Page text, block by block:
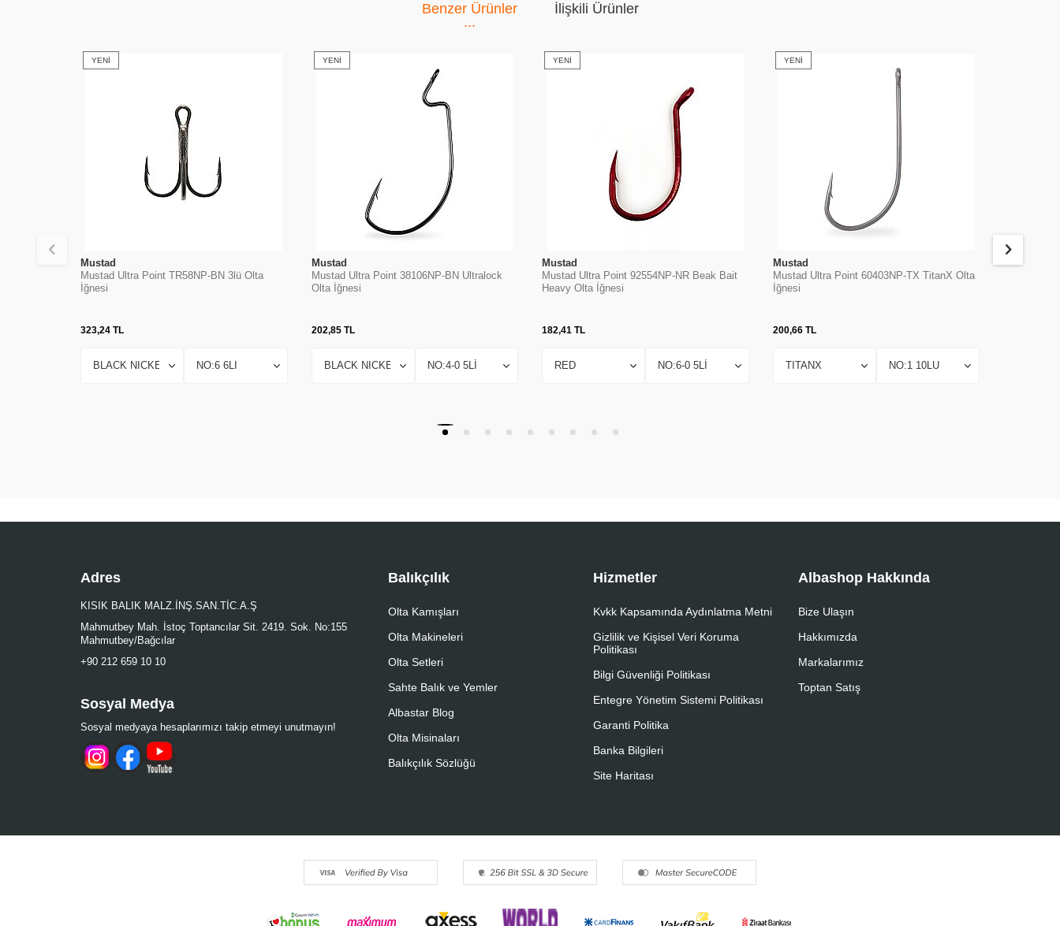
Benzer Ürünler İlişkili Ürünler
YENI
Mustad
Mustad Ultra Point TR58NP-BN 3lü Olta
İğnesi
323,24 TL
YENI
Mustad
Mustad Ultra Point 38106NP-BN Ultralock
Olta İğnesi
202,85TL
YENI
Mustad
Mustad Ultra Point 92554NP-NR Beak Bait
Heavy Olta İğnesi
182,41 TL
YENI
Mustad
Mustad Ultra Point 60403NP-TX TitanX Olta
İğnesi
200,66TL
Mustad
Adres
KISIK BALIK MALZ.İNŞ.SAN.TİC.A.Ş
Mahmutbey Mah. İstoç Toptancılar Sit. 2419. Sok. No:155
Mahmutbey/Bağcılar
+90 212 659 10 10
Sosyal Medya
Sosyal medyaya hesaplarımızı takip etmeyi unutmayın!
Balıkçılık
Olta Kamışları
Olta Makineleri
Olta Setleri
Sahte Balık ve Yemler
Albastar Blog
Olta Misinaları
Balıkçılık Sözlüğü
Hizmetler
Kvkk Kapsamında Aydınlatma Metni
Gizlilik ve Kişisel Veri Koruma
Politikası
Bilgi Güvenliği Politikası
Entegre Yönetim Sistemi Politikası
Garanti Politika
Banka Bilgileri
Site Haritası
Albashop Hakkında
Bize Ulaşın
Hakkımızda
Markalarımız
Toptan Satış